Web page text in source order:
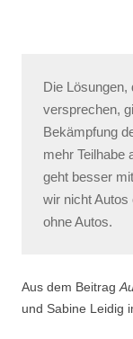
Die Lösungen,
versprechen,
Bekämpfung
mehr Teilhabe
geht besser
wir nicht
ohne Autos.
Aus dem Beitrag
und Sabine Leidig